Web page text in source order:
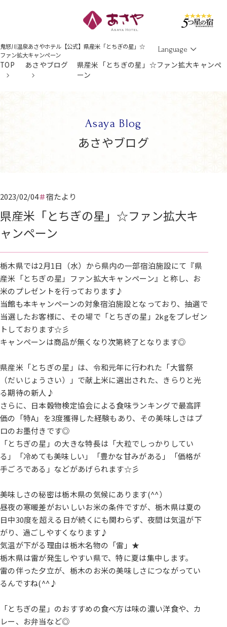
鬼怒川温泉あさやホテル【公式】県産米「とちぎの星」☆
ファン拡大キャンペーン
Language
TOP あさやブログ
県産米「とちぎの星」☆ファン拡大キャンペ
ーン
Asaya Blog
あさやブログ
2023/02/04 宿たより
県産米「とちぎの星」☆ファン拡大キ
ャンペーン
栃木県では2月1日（水）から県内の一部宿泊施設にて『県
産米「とちぎの星」ファン拡大キャンペーン』と称し、お
米のプレゼントを行っております♪
当館も本キャンペーンの対象宿泊施設となっており、抽選で
当選したお客様に、その場で「とちぎの星」2kgをプレゼン
トしております☆彡
キャンペーンは商品が無くなり次第終了となります◎
県産米「とちぎの星」は、令和元年に行われた「大嘗祭
（だいじょうさい）」で献上米に選出された、きらりと光
る期待の新人♪
さらに、日本穀物検定協会による食味ランキングで最高評
価の「特A」を3度獲得した経験もあり、その美味しさはプ
ロのお墨付きです◎
「とちぎの星」の大きな特長は「大粒でしっかりしてい
る」「冷めても美味しい」「豊かな甘みがある」「価格が
手ごろである」などがあげられます☆彡
美味しさの秘密は栃木県の気候にあります(^^）
昼夜の寒暖差がおいしいお米の条件ですが、栃木県は夏の
日中30度を超える日が続くにも関わらず、夜間は気温が下
がり、過ごしやすくなります♪
気温が下がる理由は栃木名物の「雷」★
栃木県は雷が発生しやすい県で、特に夏は集中します。
雷の伴った夕立が、栃木のお米の美味しさにつながってい
るんですね(^^♪
「とちぎの星」のおすすめの食べ方は味の濃い洋食や、カ
レー、お弁当など◎